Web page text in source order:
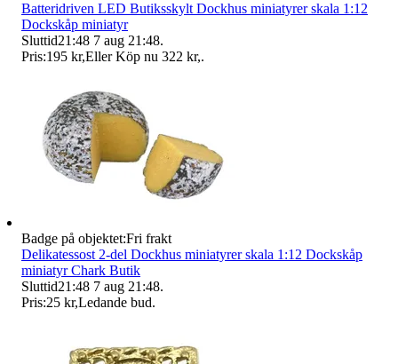
Batteridriven LED Butiksskylt Dockhus miniatyrer skala 1:12
Dockskåp miniatyr
Sluttid21:48 7 aug 21:48.
Pris:195 kr,Eller Köp nu 322 kr,.
Badge på objektet:Fri frakt
Delikatessost 2-del Dockhus miniatyrer skala 1:12 Dockskåp
miniatyr Chark Butik
Sluttid21:48 7 aug 21:48.
Pris:25 kr,Ledande bud.